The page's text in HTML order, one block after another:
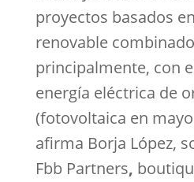
proyectos basados
renovable
principalmente, con
energía eléctrica de
(fotovoltaica en
afirma Borja López,
Fbb Partners,